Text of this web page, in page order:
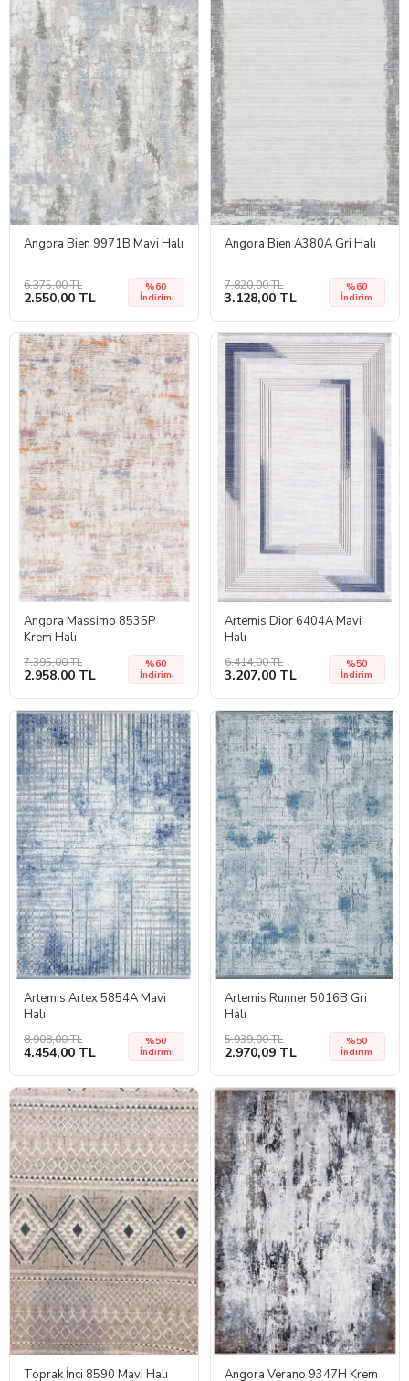
Angora Bien 9971B Mavi Halı
6.375,00 TL
2.550,00 TL
%60
İndirim
Angora Bien A380A Gri Halı
7.820,00 TL
3.128,00 TL
%60
İndirim
Angora Massimo 8535P
Krem Halı
7.395,00 TL
2.958,00 TL
%60
İndirim
Artemis Dior 6404A Mavi
Halı
6.414,00 TL
3.207,00 TL
%50
İndirim
Artemis Artex 5854A Mavi
Halı
8.908,00 TL
4.454,00 TL
%50
İndirim
Artemis Runner 5016B Gri
Halı
5.939,00 TL
2.970,09 TL
%50
İndirim
Toprak İnci 8590 Mavi Halı
Angora Verano 9347H Krem